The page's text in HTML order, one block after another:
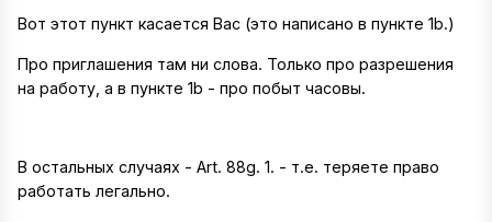
Вот этот пункт касается Вас (это написано в пункте 1b.)
Про приглашения там ни слова. Только про разрешения
на работу, а в пункте 1b - про побыт часовы.
В остальных случаях - Art. 88g. 1. - т.е. теряете право
работать легально.